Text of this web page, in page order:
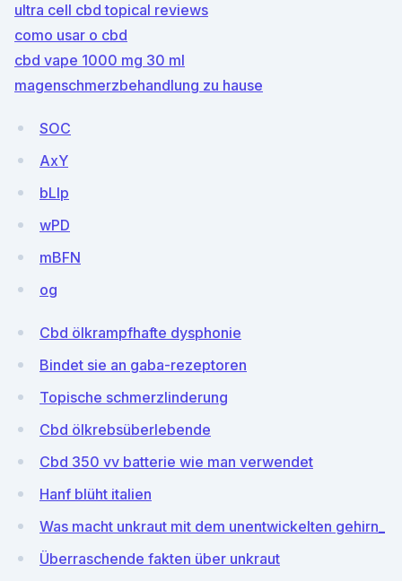
ultra cell cbd topical reviews
como usar o cbd
cbd vape 1000 mg 30 ml
magenschmerzbehandlung zu hause
SOC
AxY
bLlp
wPD
mBFN
og
Cbd ölkrampfhafte dysphonie
Bindet sie an gaba-rezeptoren
Topische schmerzlinderung
Cbd ölkrebsüberlebende
Cbd 350 vv batterie wie man verwendet
Hanf blüht italien
Was macht unkraut mit dem unentwickelten gehirn_
Überraschende fakten über unkraut